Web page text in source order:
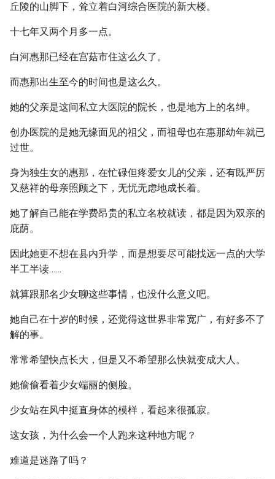
丘陵的山脚下，耸立着白河综合医院的新大楼。
十七年又两个月多一点。
白河惠那已经在宫菇市住这么久了。
而惠那出生至今的时间也是这么久。
她的父亲是这间私立大医院的院长，也是地方上的名绅。
创办医院的是她无缘面见的祖父，而祖母也在惠那幼年就已
过世。
身为独生女的惠那，在忙碌但疼爱女儿的父亲，还有既严厉
又慈祥的母亲照顾之下，无忧无虑地成长着。
她了解自己能在学费昂贵的私立名校就读，都是因为双亲的
庇荫。
因此她更不想在县内升学，而是想要尽可能找远一点的大学
半工半读……
就算跟那名少女聊这些事情，也没什么意义吧。
她自己在十岁的时候，还觉得这世界非常宽广，有好多不了
解的事。
常常希望快点长大，但是又不希望那么快就变成大人。
她偷偷看着少女端丽的侧脸。
少女站在风中挺直身体的模样，看起来很孤寂。
这女孩，为什么会一个人跑来这种地方呢？
难道是迷路了吗？